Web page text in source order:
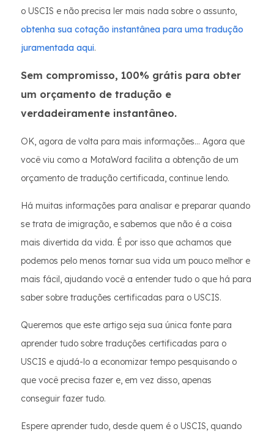
o USCIS e não precisa ler mais nada sobre o assunto,
obtenha sua cotação instantânea para uma tradução
juramentada aqui.
Sem compromisso, 100% grátis para obter
um orçamento de tradução e
verdadeiramente instantâneo.
OK, agora de volta para mais informações... Agora que
você viu como a MotaWord facilita a obtenção de um
orçamento de tradução certificada, continue lendo.
Há muitas informações para analisar e preparar quando
se trata de imigração, e sabemos que não é a coisa
mais divertida da vida. É por isso que achamos que
podemos pelo menos tornar sua vida um pouco melhor e
mais fácil, ajudando você a entender tudo o que há para
saber sobre traduções certificadas para o USCIS.
Queremos que este artigo seja sua única fonte para
aprender tudo sobre traduções certificadas para o
USCIS e ajudá-lo a economizar tempo pesquisando o
que você precisa fazer e, em vez disso, apenas
conseguir fazer tudo.
Espere aprender tudo, desde quem é o USCIS, quando